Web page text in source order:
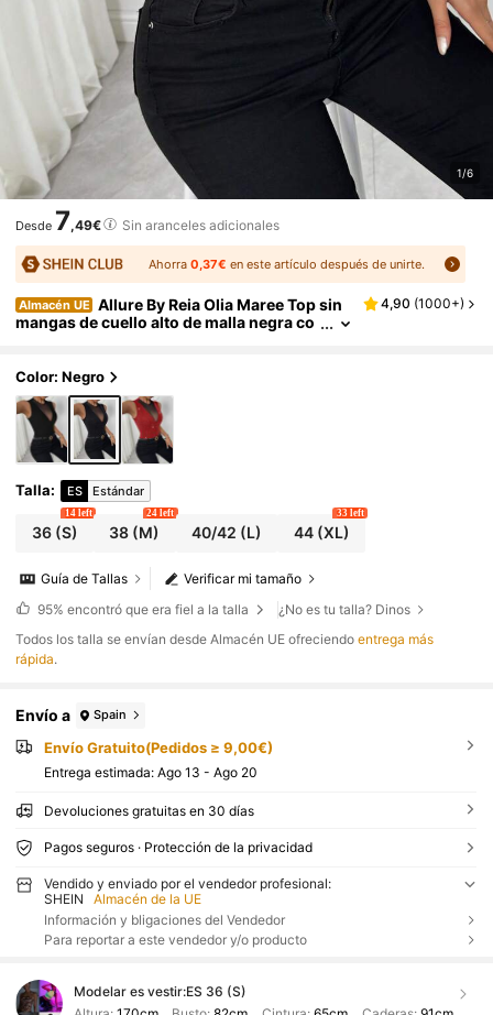
1/6
Desde 7,49€ Sin aranceles adicionales
Ahorra0,37€ en este artículo después de unirte.
Almacén UE Allure By Reia Olia Maree Top sin
mangas de cuello alto de malla negra co
4,90 (1000+)
Color: Negro
Talla: ES Estándar
36(S)
14 left
38 (M)
24 left
40/42 (L) 44(XL)
33 left
Verificar mi tamaño
Guía de Tallas
95% encontró que era fiel a la talla
¿No es tu talla? Dinos
Todos los talla se envían desde Almacén UE ofreciendoentrega más
rápida.
Envío a Spain
Envío Gratuito(Pedidos ≥ 9,00€)
Entrega estimada: Ago 13 - Ago 20
Devoluciones gratuitas en 30 días
Pagos seguros · Protección de la privacidad
Vendido y enviado por el vendedor profesional:
SHEIN
Almacén de la UE
Información y bligaciones del Vendedor
Para reportar a este vendedor y/o producto
Modelar es vestir:ES 36 (S)